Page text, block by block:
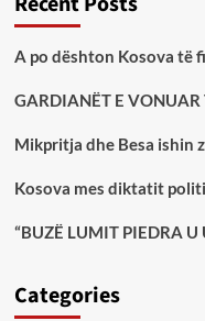
A po dështon Kosova të
GARDIANËT E VONUAR
Mikpritja dhe Besa ishin
Kosova mes diktatit
“BUZË LUMIT PIEDRA U
Categories